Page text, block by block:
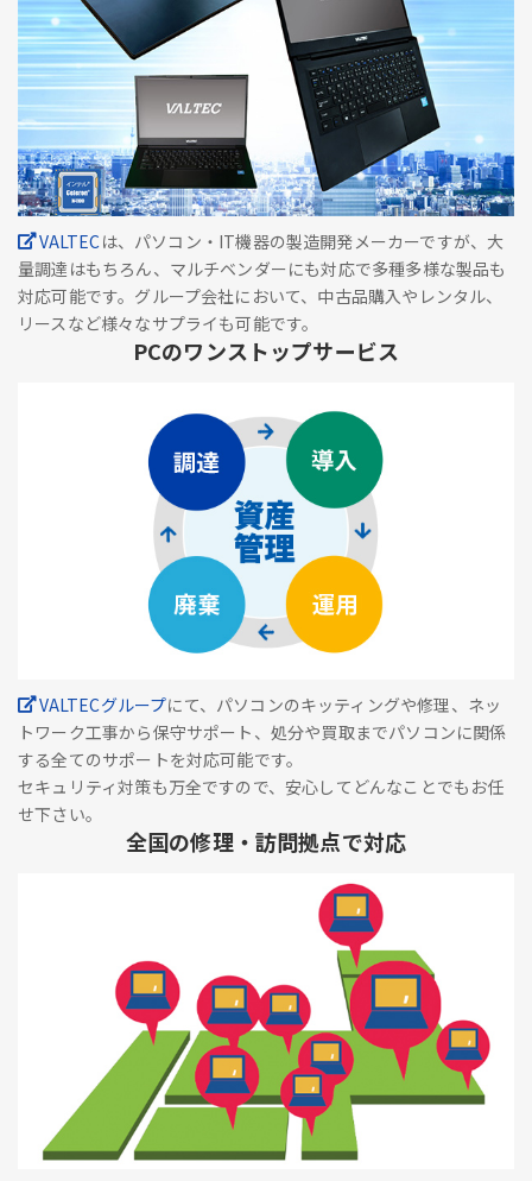
VALTECは、パソコン・IT機器の製造開発メーカーですが、大
量調達はもちろん、マルチベンダーにも対応で多種多様な製品も
対応可能です。グループ会社において、中古品購入やレンタル、
リースなど様々なサプライも可能です。
PCのワンストップサービス
VALTECグループにて、パソコンのキッティングや修理、ネッ
トワーク工事から保守サポート、処分や買取までパソコンに関係
する全てのサポートを対応可能です。
セキュリティ対策も万全ですので、安心してどんなことでもお任
せ下さい。
全国の修理・訪問拠点で対応